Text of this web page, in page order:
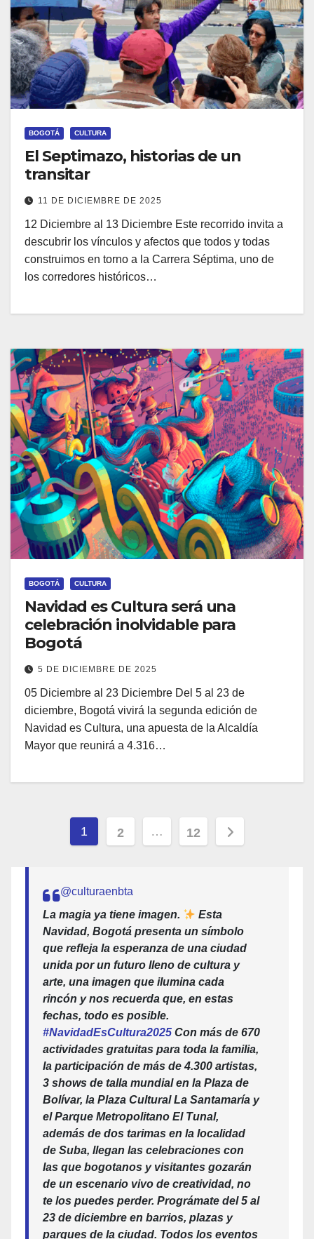
BOGOTÁ CULTURA
El Septimazo, historias de un
transitar
11 DE DICIEMBRE DE 2025
12 Diciembre al 13 Diciembre Este recorrido invita a
descubrir los vínculos y afectos que todos y todas
construimos en torno a la Carrera Séptima, uno de
los corredores históricos…
BOGOTÁ CULTURA
Navidad es Cultura será una
celebración inolvidable para
Bogotá
5 DE DICIEMBRE DE 2025
05 Diciembre al 23 Diciembre Del 5 al 23 de
diciembre, Bogotá vivirá la segunda edición de
Navidad es Cultura, una apuesta de la Alcaldía
Mayor que reunirá a 4.316…
Paginación
entradas
1 2 … 12
@culturaenbta
La magia ya tiene imagen.
Esta
Navidad, Bogotá presenta un símbolo
que refleja la esperanza de una ciudad
unida por un futuro lleno de cultura y
arte, una imagen que ilumina cada
rincón y nos recuerda que, en estas
fechas, todo es posible.
#NavidadEsCultura2025 Con más de 670
actividades gratuitas para toda la familia,
la participación de más de 4.300 artistas,
3 shows de talla mundial en la Plaza de
Bolívar, la Plaza Cultural La Santamaría y
el Parque Metropolitano El Tunal,
además de dos tarimas en la localidad
de Suba, llegan las celebraciones con
las que bogotanos y visitantes gozarán
de un escenario vivo de creatividad, no
te los puedes perder. Prográmate del 5 al
23 de diciembre en barrios, plazas y
parques de la ciudad. Todos los eventos